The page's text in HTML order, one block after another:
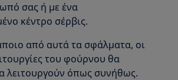
σας ή με ένα
κέντρο σέρβις.
από αυτά τα σφάλματα, οι
του φούρνου θα
λειτουργούν όπως συνήθως.